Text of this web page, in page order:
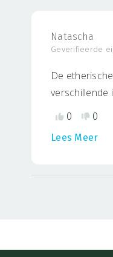
Natascha
Geverifieerde
De
verschillende
ik telkens
0
0
Lees Meer